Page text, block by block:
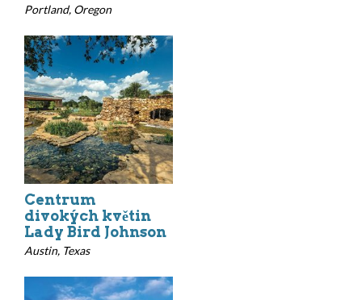
Portland, Oregon
Centrum
divokých květin
Lady Bird Johnson
Austin, Texas